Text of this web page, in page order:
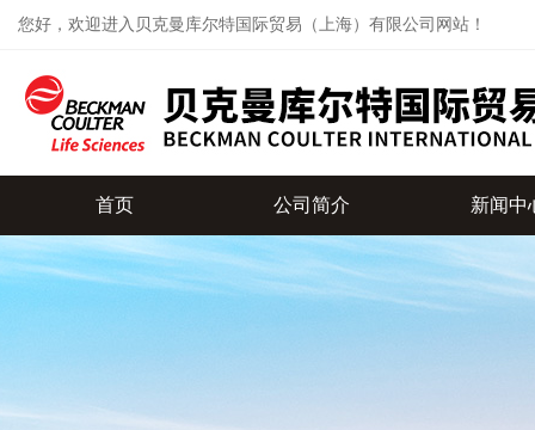
您好，欢迎进入贝克曼库尔特国际贸易（上海）有限公司网站！
首页 公司简介 新闻中